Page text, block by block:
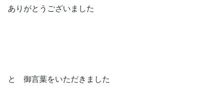
ありがとうございました
と 御言葉をいただきました